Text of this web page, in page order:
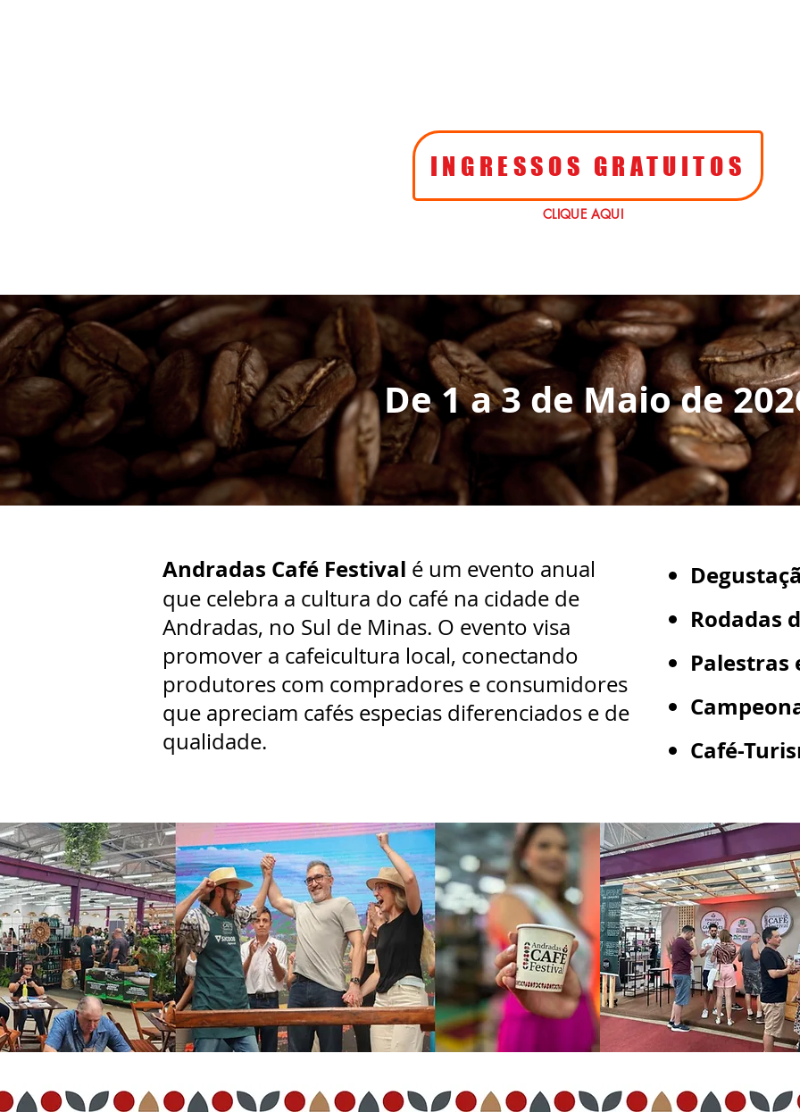
INGRESSOS GRATUITOS
CLIQUE AQUI
De 1 a 3 de Maio de
Andradas Café Festival é um evento anual
que celebra a cultura do café na cidade de
Andradas, no Sul de Minas. O evento visa
promover a cafeicultura local, conectando
produtores com compradores e consumidores
que apreciam cafés especias diferenciados e de
qualidade.
Rodadas
Palestras
Café-